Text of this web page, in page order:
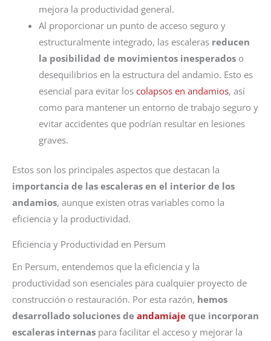
mejora la productividad general.
Al proporcionar un punto de acceso seguro y
estructuralmente integrado, las escaleras reducen
la posibilidad de movimientos inesperadoso
desequilibrios en la estructura del andamio. Esto es
esencial para evitar los colapsos en andamios, así
como para mantener un entorno de trabajo seguro y
evitar accidentes que podrían resultar en lesiones
graves.
Estos son los principales aspectos que destacan la
importancia de las escaleras en el interior de los
andamios, aunque existen otras variables como la
eficiencia y la productividad.
Eficiencia y Productividad en Persum
En Persum, entendemos que la eficiencia y la
productividad son esenciales para cualquier proyecto de
construcción o restauración. Por esta razón, hemos
desarrollado soluciones de andamiaje que incorporan
escaleras internas para facilitar el acceso y mejorar la